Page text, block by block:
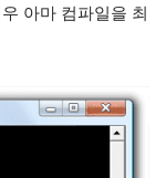
아마 컴파일을 최